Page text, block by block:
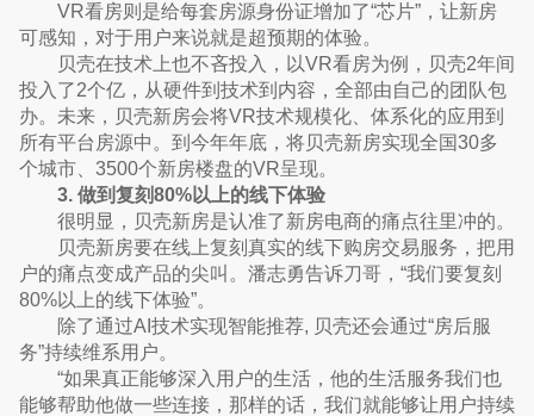
VR看房则是给每套房源身份证增加了“芯片”，让新房
可感知，对于用户来说就是超预期的体验。
贝壳在技术上也不吝投入，以VR看房为例，贝壳2年间
投入了2个亿，从硬件到技术到内容，全部由自己的团队包
办。未来，贝壳新房会将VR技术规模化、体系化的应用到
所有平台房源中。到今年年底，将贝壳新房实现全国30多
个城市、3500个新房楼盘的VR呈现。
3. 做到复刻80%以上的线下体验
很明显，贝壳新房是认准了新房电商的痛点往里冲的。
贝壳新房要在线上复刻真实的线下购房交易服务，把用
户的痛点变成产品的尖叫。潘志勇告诉刀哥，“我们要复刻
80%以上的线下体验”。
除了通过AI技术实现智能推荐, 贝壳还会通过“房后服
务”持续维系用户。
“如果真正能够深入用户的生活，他的生活服务我们也
能够帮助他做一些连接，那样的话，我们就能够让用户持续